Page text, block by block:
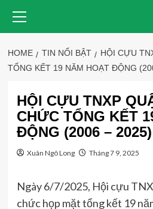
content
Menu
HOME TIN NỔI BẬT
HỘI CỰU
TỔNG KẾT 19 NĂM HOẠT ĐỘNG
HỘI CỰU TNXP
CHỨC TỔNG KẾT
ĐỘNG (2006 – 2025)
Xuân Ngô Long Tháng 7 9, 2025
Ngày 6/7/2025, Hội cựu
chức họp mặt tổng kết 19